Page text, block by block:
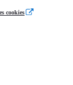
cookies